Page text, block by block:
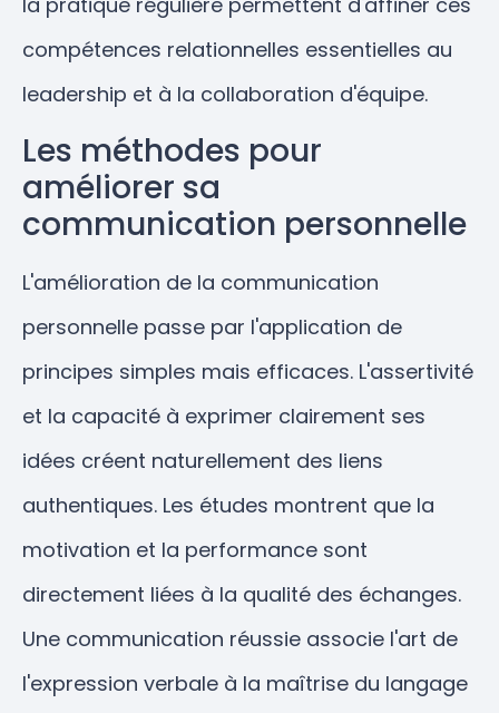
compétences relationnelles essentielles au
leadership et à la collaboration d'équipe.
Les méthodes pour
améliorer sa
communication personnelle
L'amélioration de la communication
personnelle passe par l'application de
principes simples mais efficaces. L'assertivité
et la capacité à exprimer clairement ses
idées créent naturellement des liens
authentiques. Les études montrent que la
motivation et la performance sont
directement liées à la qualité des échanges.
Une communication réussie associe l'art de
l'expression verbale à la maîtrise du langage